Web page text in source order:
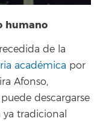
humano
de la
académica por
Afonso,
descargarse
ya tradicional